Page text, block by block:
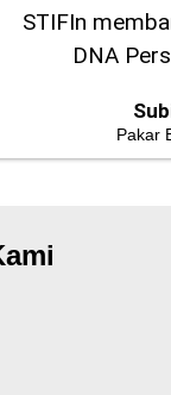
STIFIn
DNA
Pakar